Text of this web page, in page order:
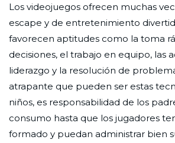
Los videojuegos ofrecen muchas
escape y de entretenimiento
favorecen aptitudes como la toma
decisiones, el trabajo en equipo, las
liderazgo y la resolución de
atrapante que pueden ser estas
niños, es responsabilidad de los
consumo hasta que los jugadores
formado y puedan administrar bien